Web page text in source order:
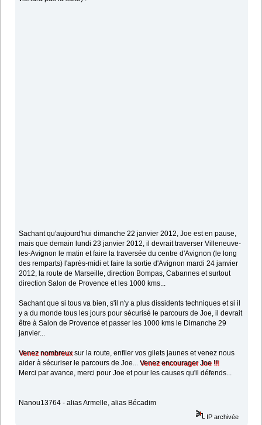
Sachant qu'aujourd'hui dimanche 22 janvier 2012, Joe est en pause,
mais que demain lundi 23 janvier 2012, il devrait traverser Villeneuve-
les-Avignon le matin et faire la traversée du centre d'Avignon (le long
des remparts) l'après-midi et faire la sortie d'Avignon mardi 24 janvier
2012, la route de Marseille, direction Bompas, Cabannes et surtout
direction Salon de Provence et les 1000 kms...
Sachant que si tous va bien, s'il n'y a plus dissidents techniques et si il
y a du monde tous les jours pour sécurisé le parcours de Joe, il devrait
être à Salon de Provence et passer les 1000 kms le Dimanche 29
janvier...
Venez nombreuxsur la route, enfiler vos gilets jaunes et venez nous
aider à sécuriser le parcours de Joe...Venez encourager Joe !!!
Merci par avance, merci pour Joe et pour les causes qu'il défends...
Nanou13764 - alias Armelle, alias Bécadim
IP archivée